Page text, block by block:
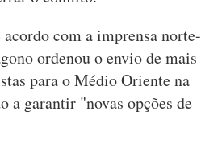
com a imprensa norte-
ordenou o envio de mais
para o Médio Oriente na
a garantir "novas opções de